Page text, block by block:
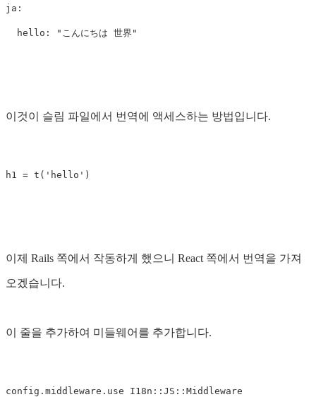
ja:
이것이 슬림 파일에서 번역에 액세스하는 방법입니다.
이제 Rails 쪽에서 작동하게 했으니 React 쪽에서 번역을 가져
오겠습니다.
이 줄을 추가하여 미들웨어를 추가합니다.